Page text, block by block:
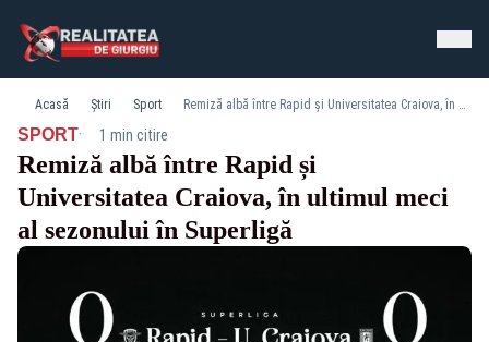
Acasă Știri Sport Remiză albă între Rapid și Universitatea Craiova, în ultimul meci al sezonului în Superligă
SPORT· 1 min citire
Remiză albă între Rapid și
Universitatea Craiova, în ultimul meci
al sezonului în Superligă